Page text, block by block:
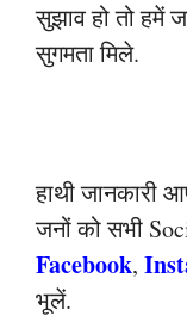
सुझाव हो तो हमें
सुगमता मिले.
हाथी जानकारी
जनों को सभी
Facebook,
भूलें.